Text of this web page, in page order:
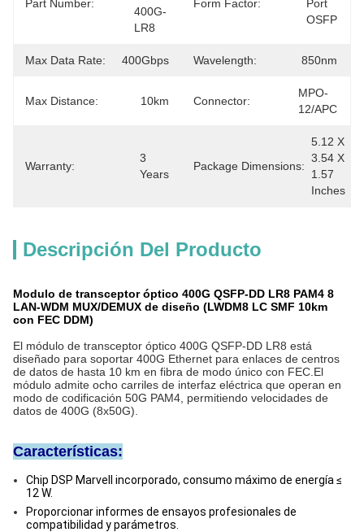
Part Number:
400G-
LR8
Form Factor:
Port
OSFP
Max Data Rate: 400Gbps Wavelength: 850nm
Max Distance: 10km Connector:
MPO-
12/APC
Warranty:
3
Years
Package Dimensions:
5.12 X
3.54 X
1.57
Inches
Descripción Del Producto
Modulo de transceptor óptico 400G QSFP-DD LR8 PAM4 8
LAN-WDM MUX/DEMUX de diseño (LWDM8 LC SMF 10km
con FEC DDM)
El módulo de transceptor óptico 400G QSFP-DD LR8 está
diseñado para soportar 400G Ethernet para enlaces de centros
de datos de hasta 10 km en fibra de modo único con FEC.El
módulo admite ocho carriles de interfaz eléctrica que operan en
modo de codificación 50G PAM4, permitiendo velocidades de
datos de 400G (8x50G).
Características:
Chip DSP Marvell incorporado, consumo máximo de energía ≤
12 W.
Proporcionar informes de ensayos profesionales de
compatibilidad y parámetros.